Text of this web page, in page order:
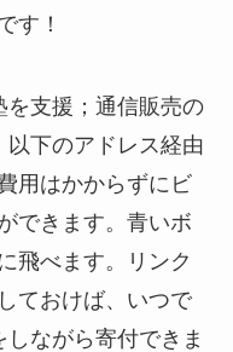
す！
支援；通信販売の
下のアドレス経由
用はかからずにビ
できます。青いボ
飛べます。リンク
ておけば、いつで
ながら寄付できま